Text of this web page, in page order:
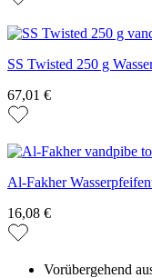
SS Twisted 250 g
67,01 €
Al-Fakher
16,08 €
Vorübergehend